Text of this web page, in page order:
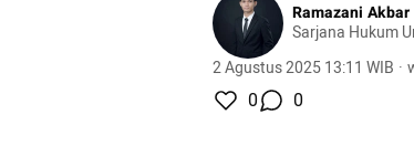
Ramazani Akbar
Sarjana Hukum
2 Agustus 2025 13:11 WIB ·
0 0